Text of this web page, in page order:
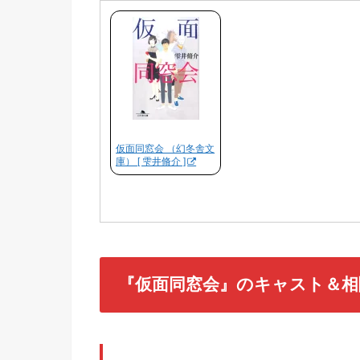
仮面同窓会 （幻冬舎文
庫） [ 雫井脩介 ]
『仮面同窓会』のキャスト＆